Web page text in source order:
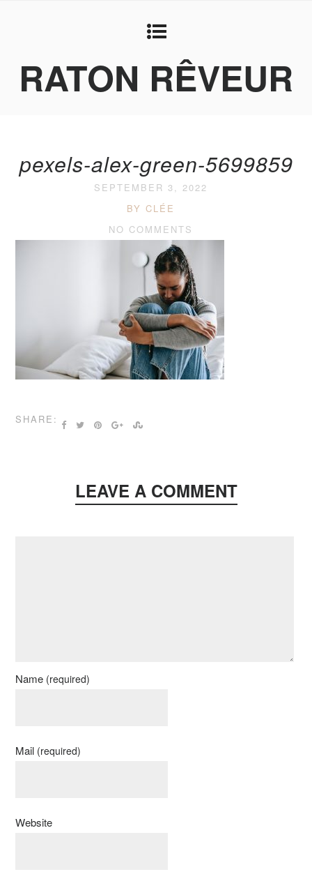
RATON RÊVEUR
pexels-alex-green-5699859
SEPTEMBER 3, 2022
BY CLÉE
NO COMMENTS
SHARE:
LEAVE A COMMENT
Name (required)
Mail (required)
Website